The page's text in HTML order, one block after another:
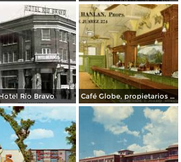
Rio Bravo Café Globe, propietarios Mooney & Hanlan